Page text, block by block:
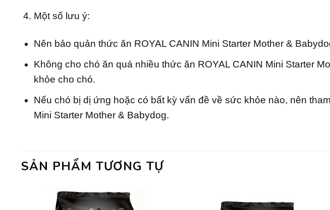
Một số lưu ý:
Nên bảo quản thức ăn ROYAL CANIN Mini Starter Mother &
Không cho chó ăn quá nhiều thức ăn ROYAL CANIN Mini Starter
khỏe cho chó.
Nếu chó bị dị ứng hoặc có bất kỳ vấn đề về sức khỏe nào, nên
Mini Starter Mother & Babydog.
SẢN PHẨM TƯƠNG TỰ